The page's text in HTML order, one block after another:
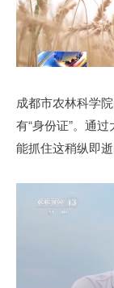
成都市农林科学
有“身份证”。通
能抓住这稍纵即逝